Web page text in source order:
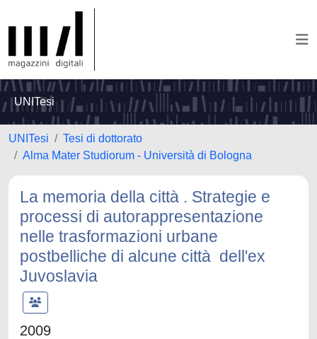
UNITesi
UNITesi
Tesi di dottorato
Alma Mater Studiorum - Università di Bologna
La memoria della città . Strategie e
processi di autorappresentazione
nelle trasformazioni urbane
postbelliche di alcune città dell'ex
Juvoslavia
2009